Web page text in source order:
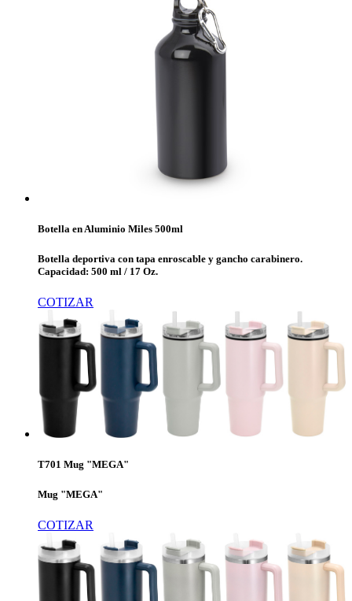
Botella en Aluminio Miles 500ml
Botella deportiva con tapa enroscable y gancho carabinero.
Capacidad: 500 ml / 17 Oz.
COTIZAR
T701 Mug "MEGA"
Mug "MEGA"
COTIZAR